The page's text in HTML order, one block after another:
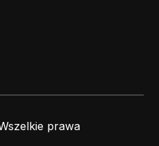
prawa